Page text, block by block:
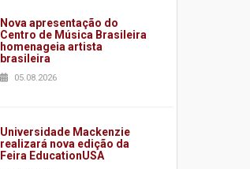
Nova apresentação do
Centro de Música Brasileira
homenageia artista
brasileira
05.08.2026
Universidade Mackenzie
realizará nova edição da
Feira EducationUSA